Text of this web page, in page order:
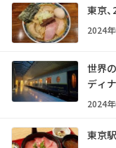
東京
2024
世界
ディ
2024
東京